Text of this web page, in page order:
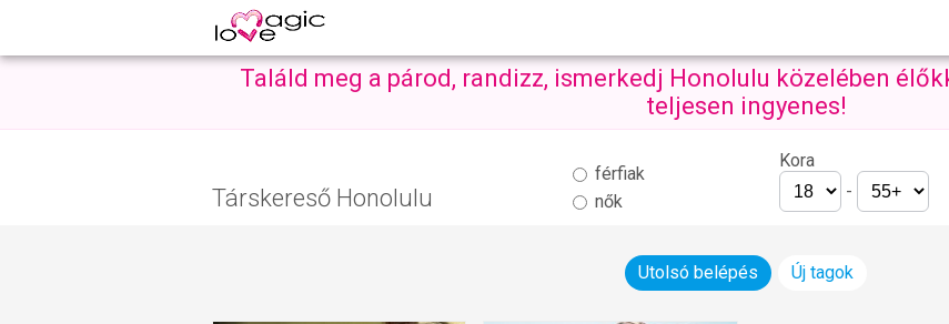
Találd meg a párod, randizz, ismerkedj Honolulu közelében
teljesen ingyenes!
Társkereső Honolulu
férfiak
nők
Kora
-
Utolsó belépés Új tagok